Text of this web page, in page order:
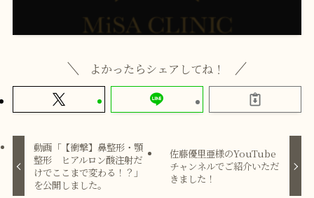
よかったらシェアしてね！
動画「【衝撃】鼻整形・顎
整形 ヒアルロン酸注射だ
けでここまで変わる！？」
を公開しました。
佐藤優里亜様のYouTube
チャンネルでご紹介いただ
きました！